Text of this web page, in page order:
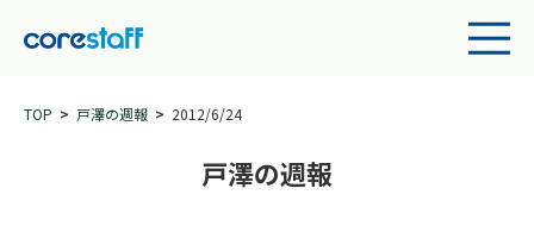
TOP 戸澤の週報 2012/6/24
戸澤の週報